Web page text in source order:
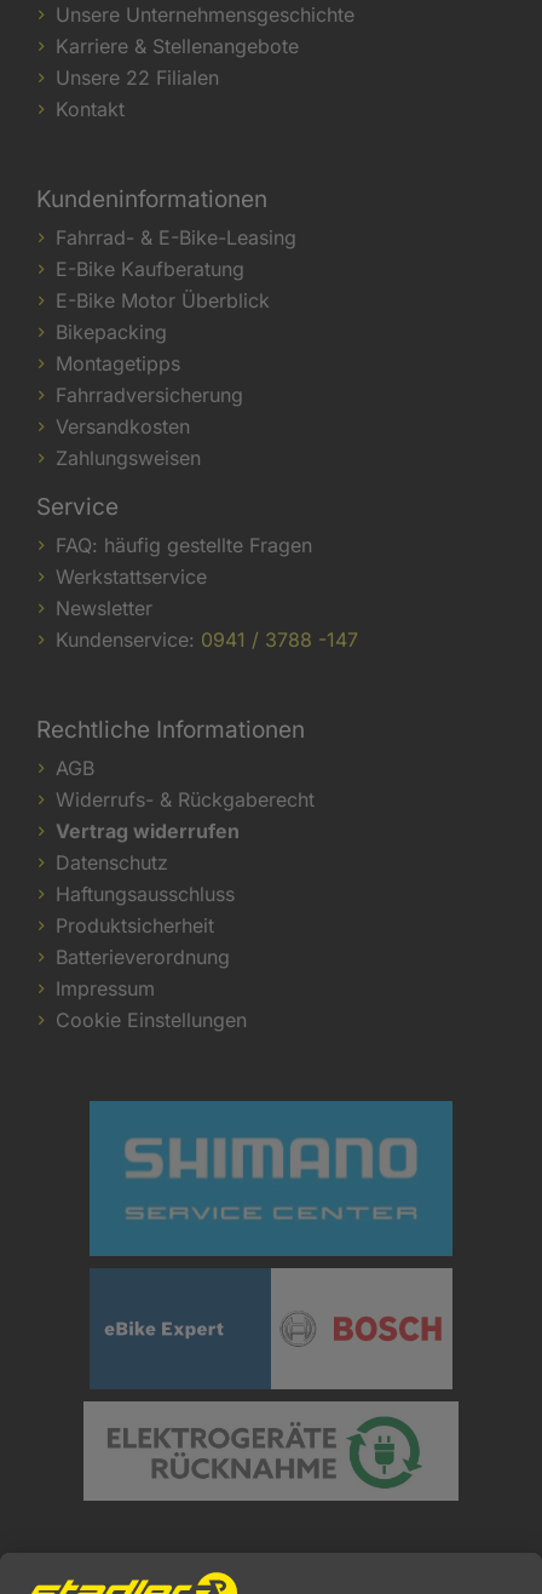
Unsere Unternehmensgeschichte
Karriere & Stellenangebote
Unsere 22 Filialen
Kontakt
Kundeninformationen
Fahrrad- & E-Bike-Leasing
E-Bike Kaufberatung
E-Bike Motor Überblick
Bikepacking
Montagetipps
Fahrradversicherung
Versandkosten
Zahlungsweisen
Service
FAQ: häufig gestellte Fragen
Werkstattservice
Newsletter
Kundenservice: 0941 / 3788 -147
Rechtliche Informationen
AGB
Widerrufs- & Rückgaberecht
Vertrag widerrufen
Datenschutz
Haftungsausschluss
Produktsicherheit
Batterieverordnung
Impressum
Cookie Einstellungen